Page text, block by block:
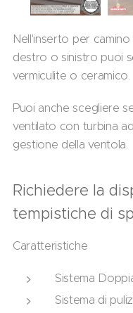
Nell'inserto per
destro o sinistro puoi
vermiculite o ceramico.
Puoi anche scegliere
ventilato con turbina
gestione della ventola.
Richiedere la
tempistiche di
Caratteristiche
Sistema
Sistema di